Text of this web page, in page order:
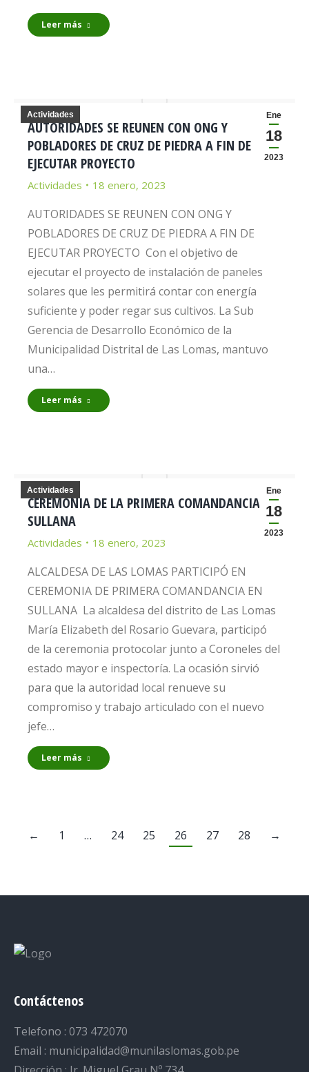
Leer más
Ene
18
2023
Actividades
AUTORIDADES SE REUNEN CON ONG Y
POBLADORES DE CRUZ DE PIEDRA A FIN DE
EJECUTAR PROYECTO
Actividades 18 enero, 2023
AUTORIDADES SE REUNEN CON ONG Y
POBLADORES DE CRUZ DE PIEDRA A FIN DE
EJECUTAR PROYECTO Con el objetivo de
ejecutar el proyecto de instalación de paneles
solares que les permitirá contar con energía
suficiente y poder regar sus cultivos. La Sub
Gerencia de Desarrollo Económico de la
Municipalidad Distrital de Las Lomas, mantuvo
una…
Leer más
Ene
18
2023
Actividades
CEREMONIA DE LA PRIMERA COMANDANCIA
SULLANA
Actividades 18 enero, 2023
ALCALDESA DE LAS LOMAS PARTICIPÓ EN
CEREMONIA DE PRIMERA COMANDANCIA EN
SULLANA La alcaldesa del distrito de Las Lomas
María Elizabeth del Rosario Guevara, participó
de la ceremonia protocolar junto a Coroneles del
estado mayor e inspectoría. La ocasión sirvió
para que la autoridad local renueve su
compromiso y trabajo articulado con el nuevo
jefe…
Leer más
← 1 … 24 25 26 27 28 →
Contáctenos
Telefono : 073 472070
Email : municipalidad@munilaslomas.gob.pe